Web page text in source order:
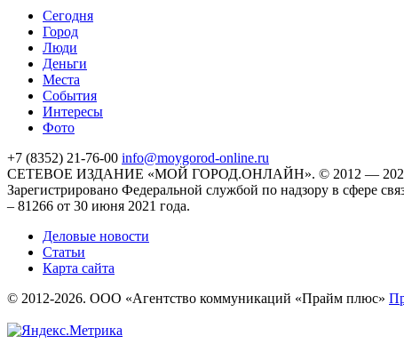
Cегодня
Город
Люди
Деньги
Места
События
Интересы
Фото
+7 (8352) 21-76-00 info@moygorod-online.ru
СЕТЕВОЕ ИЗДАНИЕ «МОЙ ГОРОД.ОНЛАЙН». © 2012 — 2026
Зарегистрировано Федеральной службой по надзору в сфере
– 81266 от 30 июня 2021 года.
Деловые новости
Статьи
Карта сайта
© 2012-2026. ООО «Агентство коммуникаций «Прайм плюс»